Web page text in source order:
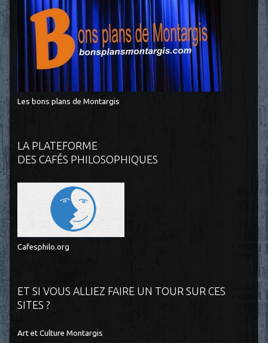
Les bons plans de Montargis
LA PLATEFORME
DES CAFÉS PHILOSOPHIQUES
Cafesphilo.org
ET SI VOUS ALLIEZ FAIRE UN TOUR SUR CES
SITES ?
Art et Culture Montargis